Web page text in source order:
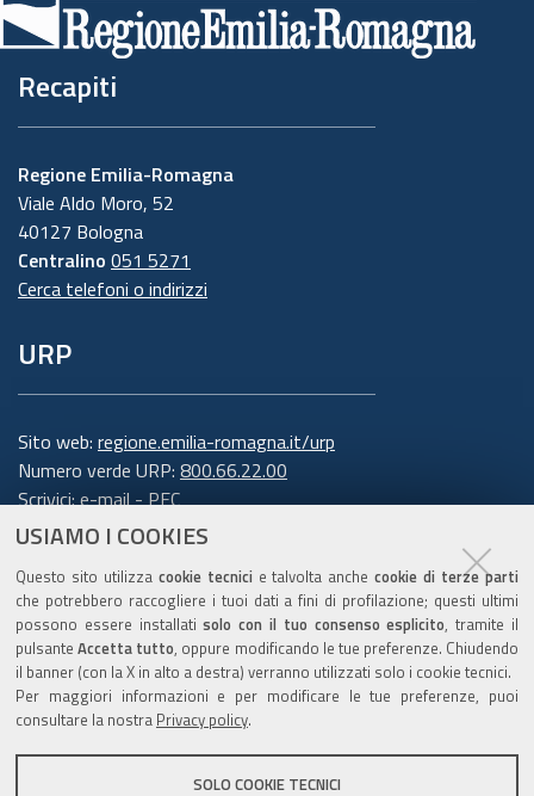
USIAMO I COOKIES
Questo sito utilizza cookie tecnici e talvolta anchecookie di terze parti
che potrebbero raccogliere i tuoi dati a fini di profilazione; questi ultimi
possono essere installatisolo con il tuo consenso esplicito, tramite il
pulsanteAccetta tutto, oppure modificando le tue preferenze. Chiudendo
il banner (con la X in alto a destra) verranno utilizzati solo i cookie tecnici.
Per maggiori informazioni e per modificare le tue preferenze, puoi
consultare la nostra Privacy policy.
SOLO COOKIE TECNICI
Recapiti
Regione Emilia-Romagna
Viale Aldo Moro, 52
40127 Bologna
Centralino 051 5271
Cerca telefoni o indirizzi
URP
Sito web: regione.emilia-romagna.it/urp
Numero verde URP: 800.66.22.00
Scrivici:e-mail-PEC
Trasparenza
Amministrazione trasparente
Note legali e copyright
Privacy e cookie
Gestisci i cookie